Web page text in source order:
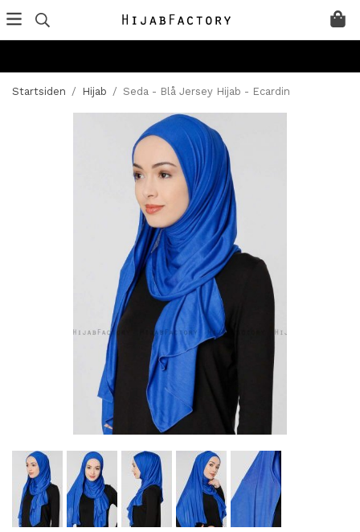
Startsiden / Hijab / Seda - Blå Jersey Hijab - Ecardin